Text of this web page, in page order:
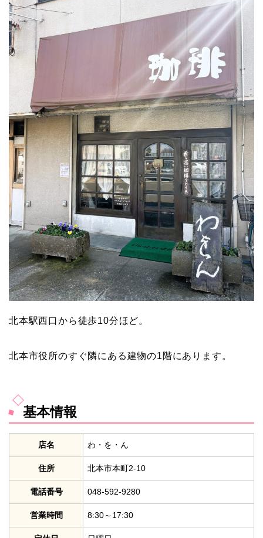
北本駅西口から徒歩10分ほど。
北本市役所のすぐ隣にある建物の1階にあります。
基本情報
店名 わ・を・ん
住所 北本市本町2-10
電話番号 048-592-9280
営業時間 8:30～17:30